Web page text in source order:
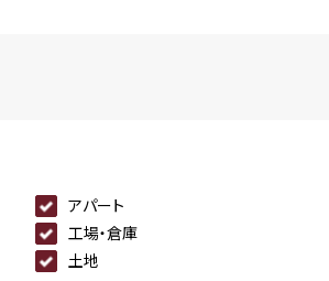
アパート
工場・倉庫
土地